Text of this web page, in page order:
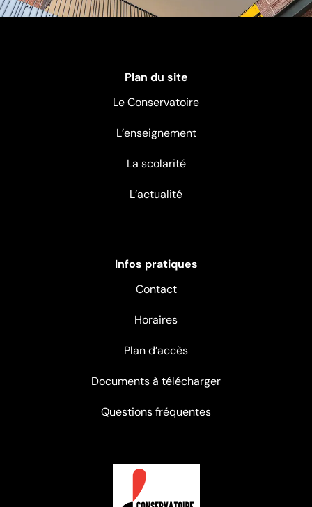
Plan du site
Le Conservatoire
L’enseignement
La scolarité
L’actualité
Infos pratiques
Contact
Horaires
Plan d’accès
Documents à télécharger
Questions fréquentes